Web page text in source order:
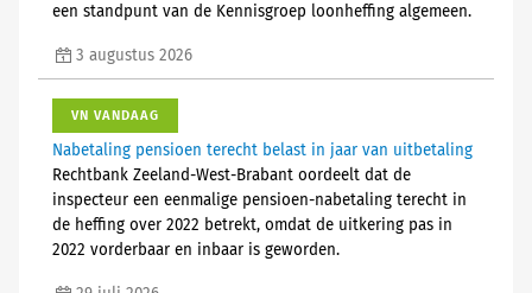
een standpunt van de Kennisgroep loonheffing algemeen.
3 augustus 2026
VN VANDAAG
Nabetaling pensioen terecht belast in jaar van uitbetaling
Rechtbank Zeeland-West-Brabant oordeelt dat de
inspecteur een eenmalige pensioen-nabetaling terecht in
de heffing over 2022 betrekt, omdat de uitkering pas in
2022 vorderbaar en inbaar is geworden.